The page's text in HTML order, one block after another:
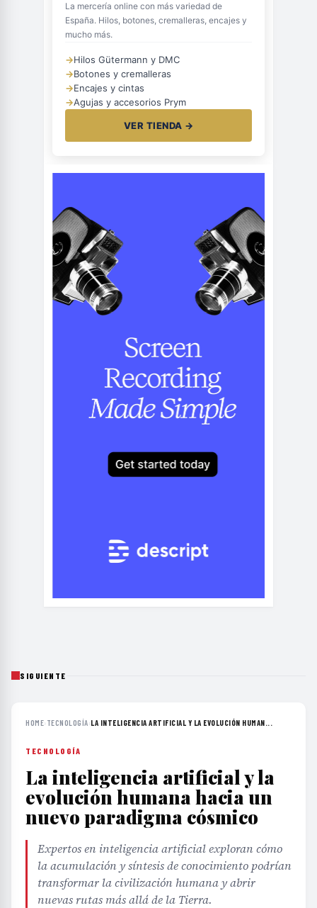
La mercería online con más variedad de
España. Hilos, botones, cremalleras, encajes y
mucho más.
→Hilos Gütermann y DMC
→Botones y cremalleras
→Encajes y cintas
→Agujas y accesorios Prym
VER TIENDA →
SIGUIENTE
HOME› TECNOLOGÍA›LA INTELIGENCIA ARTIFICIAL Y LA EVOLUCIÓN HUMAN...
TECNOLOGÍA
La inteligencia artificial y la
evolución humana hacia un
nuevo paradigma cósmico
Expertos en inteligencia artificial exploran cómo
la acumulación y síntesis de conocimiento podrían
transformar la civilización humana y abrir
nuevas rutas más allá de la Tierra.